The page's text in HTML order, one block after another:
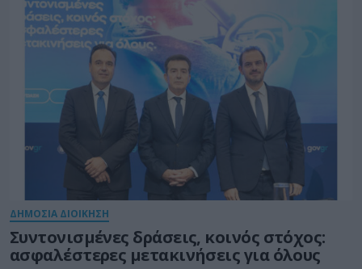
ΔΗΜΟΣΙΑ ΔΙΟΙΚΗΣΗ
Συντονισμένες δράσεις, κοινός στόχος:
ασφαλέστερες μετακινήσεις για όλους